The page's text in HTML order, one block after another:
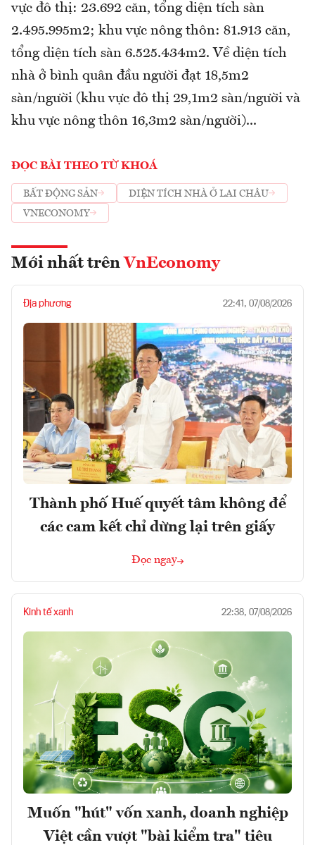
vực đô thị: 23.692 căn, tổng diện tích sàn
2.495.995m2; khu vực nông thôn: 81.913 căn,
tổng diện tích sàn 6.525.434m2. Về diện tích
nhà ở bình quân đầu người đạt 18,5m2
sàn/người (khu vực đô thị 29,1m2 sàn/người và
khu vực nông thôn 16,3m2 sàn/người)...
ĐỌC BÀI THEO TỪ KHOÁ
BẤT ĐỘNG SẢN
DIỆN TÍCH NHÀ Ở LAI CHÂU
VNECONOMY
Mới nhất trên VnEconomy
Địa phương 22:41, 07/08/2026
Thành phố Huế quyết tâm không để
các cam kết chỉ dừng lại trên giấy
Đọc ngay
Kinh tế xanh 22:38, 07/08/2026
Muốn "hút" vốn xanh, doanh nghiệp
Việt cần vượt "bài kiểm tra" tiêu